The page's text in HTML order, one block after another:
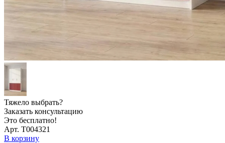
Тяжело выбрать?
Заказать консультацию
Это бесплатно!
Арт. Т004321
В корзину